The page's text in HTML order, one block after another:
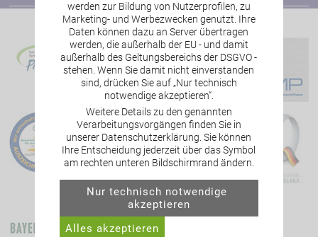
werden zur Bildung von Nutzerprofilen, zu
Marketing- und Werbezwecken genutzt. Ihre
Daten können dazu an Server übertragen
werden, die außerhalb der EU - und damit
außerhalb des Geltungsbereichs der DSGVO -
stehen. Wenn Sie damit nicht einverstanden
sind, drücken Sie auf „Nur technisch
notwendige akzeptieren“.
Weitere Details zu den genannten
Verarbeitungsvorgängen finden Sie in
unserer Datenschutzerklärung. Sie können
Ihre Entscheidung jederzeit über das Symbol
am rechten unteren Bildschirmrand ändern.